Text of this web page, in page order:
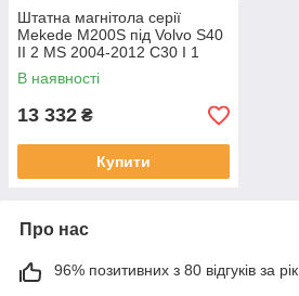
Штатна магнітола серії
Mekede M200S під Volvo S40
II 2 MS 2004-2012 C30 I 1
2006-2013 C70 II 2 2005-2013
(W2)
В наявності
13 332 ₴
Купити
Про нас
96% позитивних з 80 відгуків за рік